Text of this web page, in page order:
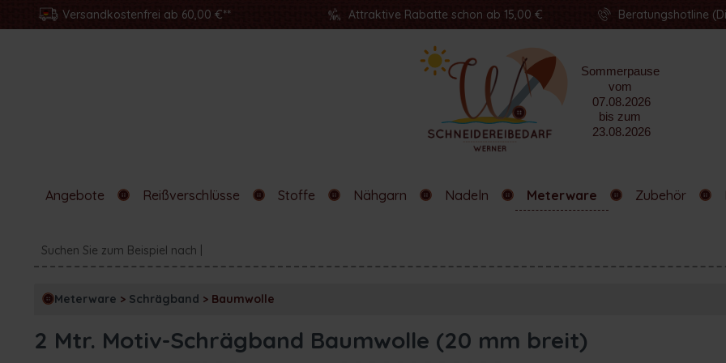
Versandkostenfrei ab 60,00 €** Attraktive Rabatte schon ab 15,00 € Beratungshotline
Angebote Reißverschlüsse Stoffe Nähgarn Nadeln Meterware Zubehör
Meterware > Schrägband > Baumwolle
2 Mtr. Motiv-Schrägband Baumwolle (20 mm breit)